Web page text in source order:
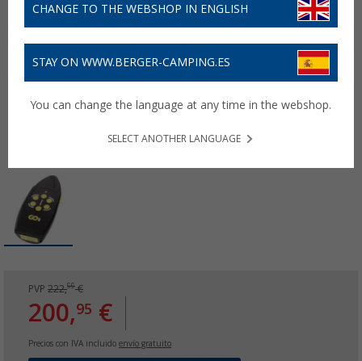
PVP 222,99€
200,95 €
Precios con IVA incluido envío gratuito
CHANGE TO THE WEBSHOP IN ENGLISH
STAY ON WWW.BERGER-CAMPING.ES
You can change the language at any time in the webshop.
SELECT ANOTHER LANGUAGE